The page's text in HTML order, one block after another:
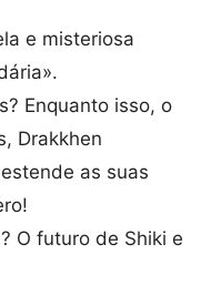
e misteriosa
Enquanto isso, o
Drakkhen
as suas
O futuro de Shiki e